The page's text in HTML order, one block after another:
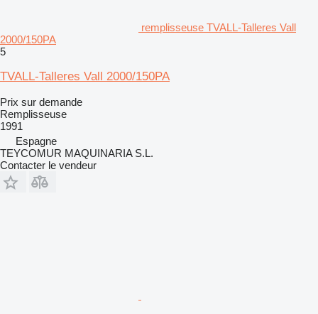
remplisseuse TVALL-Talleres Vall
2000/150PA
5
TVALL-Talleres Vall 2000/150PA
Prix sur demande
Remplisseuse
1991
Espagne
TEYCOMUR MAQUINARIA S.L.
Contacter le vendeur